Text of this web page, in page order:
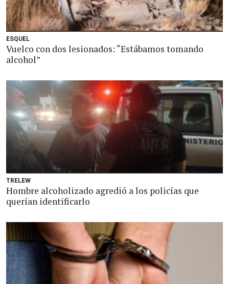
ESQUEL
Vuelco con dos lesionados: “Estábamos tomando
alcohol”
TRELEW
Hombre alcoholizado agredió a los policías que
querían identificarlo